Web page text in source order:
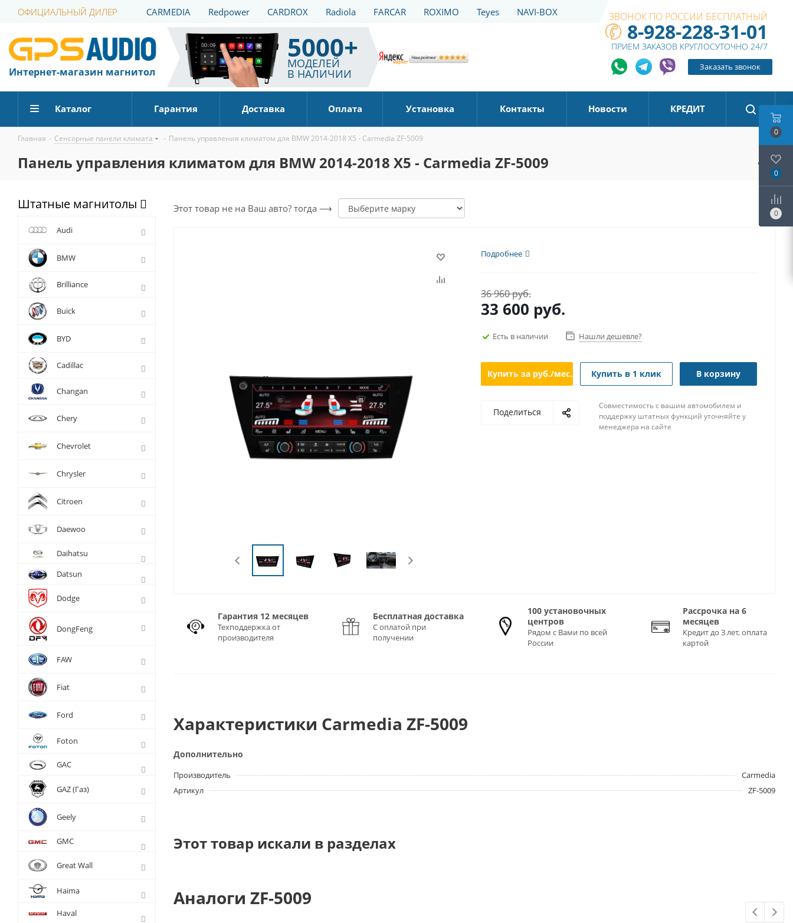
ОФИЦИАЛЬНЫЙ ДИЛЕР CARMEDIA Redpower CARDROX Radiola FARCAR ROXIMO Teyes NAVI-BOX
Интернет-магазин магнитол
5000+
МОДЕЛЕЙ
В НАЛИЧИИ
ЗВОНОК ПО РОССИИ БЕСПЛАТНЫЙ
8-928-228-31-01
ПРИЕМ ЗАКАЗОВ КРУГЛОСУТОЧНО 24/7
Заказать звонок
Каталог Гарантия Доставка Оплата Установка Контакты Новости КРЕДИТ
Главная - Сенсорные панели климата - Панель управления климатом для BMW 2014-2018 X5 - Carmedia ZF-5009
Панель управления климатом для BMW 2014-2018 X5 - Carmedia ZF-5009
Этот товар не на Ваш авто? тогда ⟶
Подробнее
36 960 руб.
33 600 руб.
Есть в наличии Нашли дешевле?
Купить за руб./мес. Купить в 1 клик В корзину
Поделиться
Совместимость с вашим автомобилем и
поддержку штатных функций уточняйте у
менеджера на сайте
Гарантия 12 месяцев
Техподдержка от
производителя
Бесплатная доставка
С оплатой при
получении
100 установочных
центров
Рядом с Вами по всей
России
Рассрочка на 6
месяцев
Кредит до 3 лет, оплата
картой
Характеристики Carmedia ZF-5009
Дополнительно
Производитель
Carmedia
Артикул
ZF-5009
Этот товар искали в разделах
Аналоги ZF-5009
Штатные магнитолы
Audi
BMW
Brilliance
Buick
BYD
Cadillac
Changan
Chery
Chevrolet
Chrysler
Citroen
Daewoo
Daihatsu
Datsun
Dodge
DongFeng
FAW
Fiat
Ford
Foton
GAC
GAZ (Газ)
Geely
GMC
Great Wall
Haima
Haval
0
0
0